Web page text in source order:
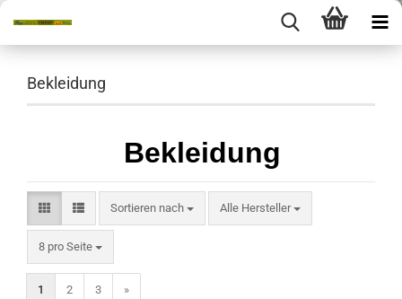
Bekleidung
Bekleidung
Sortieren nach
Sortieren nach Alle Hersteller
8 pro Seite
pro Seite
1 2 3 »